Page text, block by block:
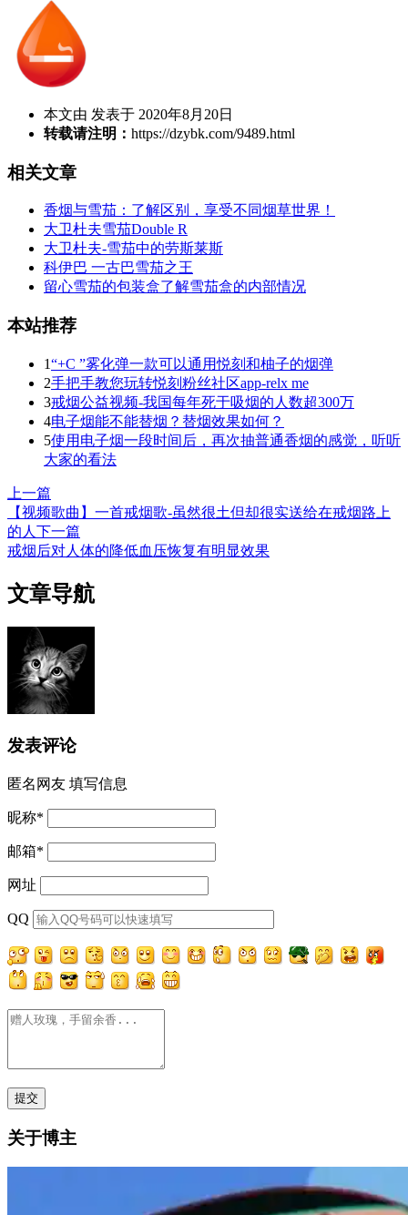
本文由 发表于 2020年8月20日
转载请注明： https://dzybk.com/9489.html
相关文章
香烟与雪茄：了解区别，享受不同烟草世界！
大卫杜夫雪茄Double R
大卫杜夫-雪茄中的劳斯莱斯
科伊巴 一古巴雪茄之王
留心雪茄的包装盒了解雪茄盒的内部情况
本站推荐
1“+C ”雾化弹一款可以通用悦刻和柚子的烟弹
2手把手教您玩转悦刻粉丝社区app-relx me
3戒烟公益视频-我国每年死于吸烟的人数超300万
4电子烟能不能替烟？替烟效果如何？
5使用电子烟一段时间后，再次抽普通香烟的感觉，听听
大家的看法
上一篇
【视频歌曲】一首戒烟歌-虽然很土但却很实送给在戒烟路上
的人 下一篇
戒烟后对人体的降低血压恢复有明显效果
文章导航
发表评论
匿名网友 填写信息
昵称*
邮箱*
网址
QQ
关于博主